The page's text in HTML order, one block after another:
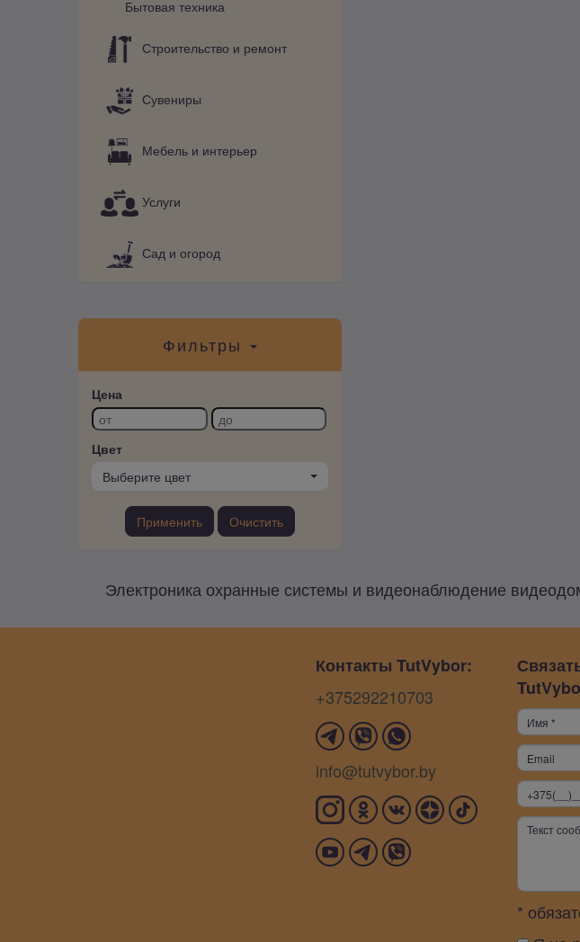
Бытовая техника
Строительство и ремонт
Сувениры
Мебель и интерьер
Услуги
Сад и огород
Фильтры
Цена
Цвет
Выберите цвет
Применить Очистить
Электроника охранные системы и видеонаблюдение
Контакты TutVybor:
+375292210703
info@tutvybor.by
*